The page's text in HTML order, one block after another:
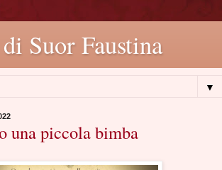
Suor Faustina
▼
una piccola bimba